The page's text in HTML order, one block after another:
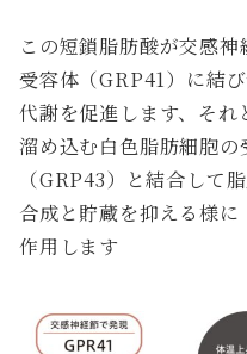
この短鎖脂肪酸が交感神
受容体（GRP41）に結
代謝を促進します、それ
溜め込む白色脂肪細胞の
（GRP43）と結合して
合成と貯蔵を抑える様に
作用します